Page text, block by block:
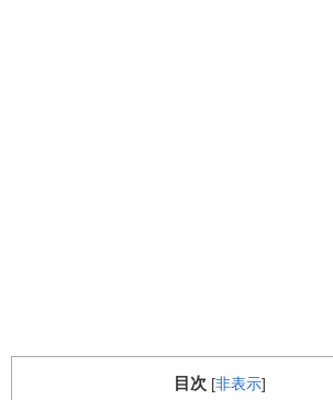
目次 [非表示]